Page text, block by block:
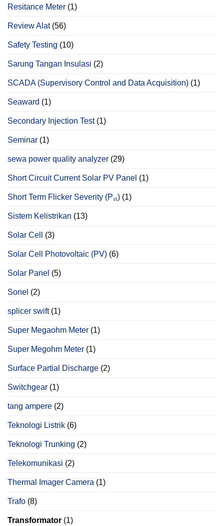
Resitance Meter (1)
Review Alat(56)
Safety Testing (10)
Sarung Tangan Insulasi (2)
SCADA (Supervisory Control and Data Acquisition) (1)
Seaward (1)
Secondary Injection Test(1)
Seminar (1)
sewa power quality analyzer (29)
Short Circuit Current Solar PV Panel (1)
Short Term Flicker Severity (Pₛₜ) (1)
Sistem Kelistrikan (13)
Solar Cell (3)
Solar Cell Photovoltaic (PV) (6)
Solar Panel (5)
Sonel (2)
splicer swift(1)
Super Megaohm Meter (1)
Super Megohm Meter (1)
Surface Partial Discharge (2)
Switchgear (1)
tang ampere (2)
Teknologi Listrik (6)
Teknologi Trunking (2)
Telekomunikasi (2)
Thermal Imager Camera (1)
Trafo (8)
Transformator (1)